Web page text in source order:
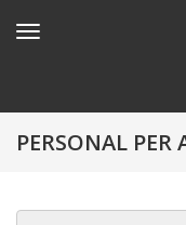
PERSONAL PER